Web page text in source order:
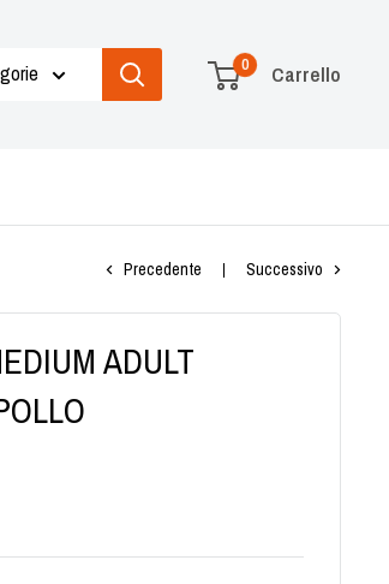
0 Carrello
Precedente Successivo
ADULT